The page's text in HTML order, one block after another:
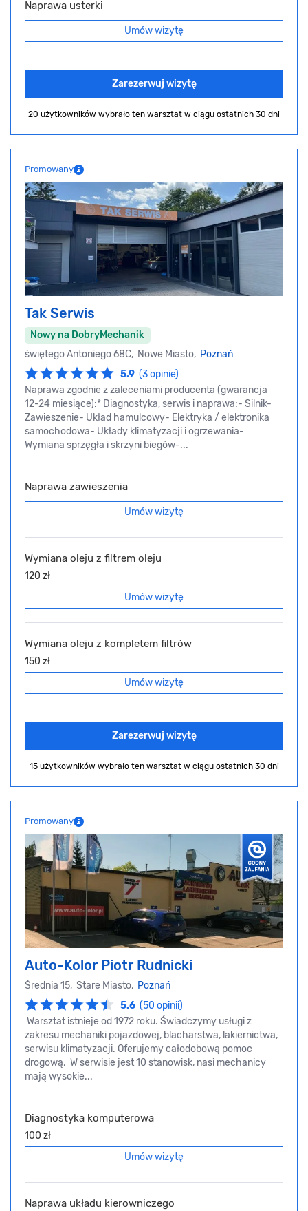
Naprawa usterki
Umów wizytę
Zarezerwuj wizytę
20 użytkowników wybrało ten warsztat w ciągu ostatnich 30 dni
Promowany
Tak Serwis
Nowy na DobryMechanik
świętego Antoniego 68C, Nowe Miasto, Poznań
5.9 (3 opinie)
Naprawa zgodnie z zaleceniami producenta (gwarancja
12-24 miesiące):* Diagnostyka, serwis i naprawa:- Silnik-
Zawieszenie- Układ hamulcowy- Elektryka / elektronika
samochodowa- Układy klimatyzacji i ogrzewania-
Wymiana sprzęgła i skrzyni biegów-...
Naprawa zawieszenia
Umów wizytę
Wymiana oleju z filtrem oleju
120 zł
Umów wizytę
Wymiana oleju z kompletem filtrów
150 zł
Umów wizytę
Zarezerwuj wizytę
15 użytkowników wybrało ten warsztat w ciągu ostatnich 30 dni
Promowany
Auto-Kolor Piotr Rudnicki
Średnia 15, Stare Miasto, Poznań
5.6 (50 opinii)
Warsztat istnieje od 1972 roku. Świadczymy usługi z
zakresu mechaniki pojazdowej, blacharstwa, lakiernictwa,
serwisu klimatyzacji. Oferujemy całodobową pomoc
drogową. W serwisie jest 10 stanowisk, nasi mechanicy
mają wysokie...
Diagnostyka komputerowa
100 zł
Umów wizytę
Naprawa układu kierowniczego